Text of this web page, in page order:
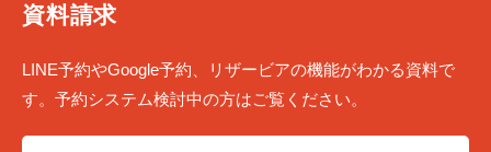
資料請求
LINE予約やGoogle予約、リザービアの機能がわかる資料で
す。予約システム検討中の方はご覧ください。